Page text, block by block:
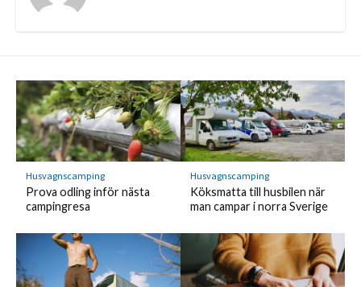
Husvagnscamping
Prova odling inför nästa
campingresa
Husvagnscamping
Köksmatta till husbilen när
man campar i norra Sverige